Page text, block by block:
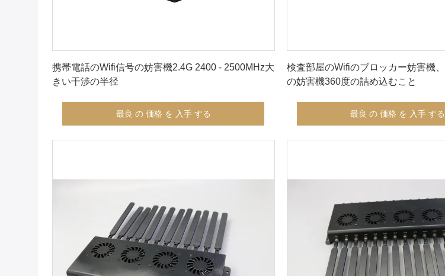
携帯電話のWifi信号の妨害機2.4G 2400 - 2500MHz大
きい干渉の半径
最良 の 価格 を 入手 する
検査部屋のWifiのブロッカー妨害機
の妨害機360度の詰め込むこと
最良 の 価格 を 入手 する